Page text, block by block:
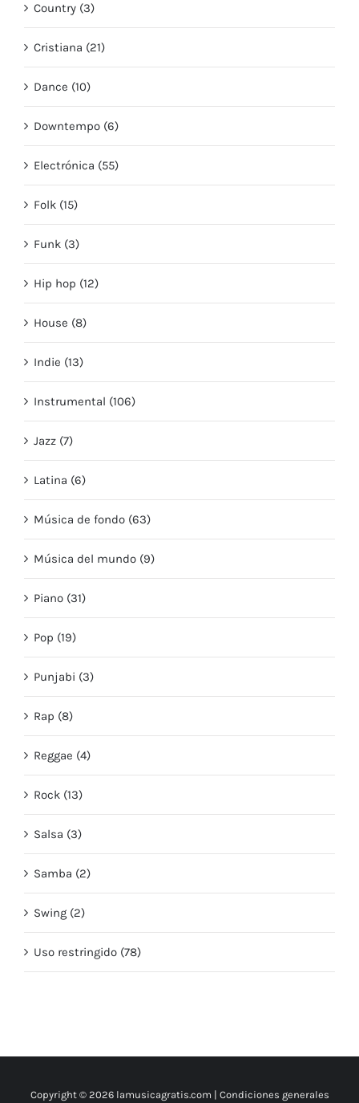
Country (3)
Cristiana (21)
Dance (10)
Downtempo (6)
Electrónica (55)
Folk (15)
Funk (3)
Hip hop (12)
House (8)
Indie (13)
Instrumental (106)
Jazz (7)
Latina (6)
Música de fondo (63)
Música del mundo (9)
Piano (31)
Pop (19)
Punjabi (3)
Rap (8)
Reggae (4)
Rock (13)
Salsa (3)
Samba (2)
Swing (2)
Uso restringido (78)
Copyright © 2026 lamusicagratis.com | Condiciones generales